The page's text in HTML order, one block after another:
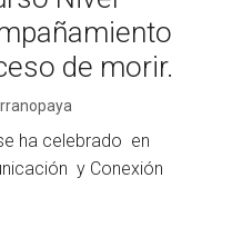
de morir.
ha celebrado en
y Conexión